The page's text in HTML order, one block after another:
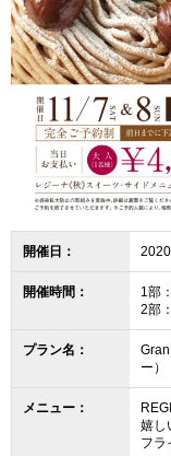
開催日：
開催時間：
1部
2部
プラン名：
ー）
メニュー：
嬉し
フラ